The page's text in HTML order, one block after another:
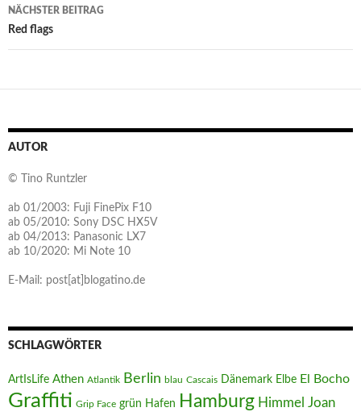
NÄCHSTER BEITRAG
Red flags
AUTOR
© Tino Runtzler
ab 01/2003: Fuji FinePix F10
ab 05/2010: Sony DSC HX5V
ab 04/2013: Panasonic LX7
ab 10/2020: Mi Note 10
E-Mail: post[at]blogatino.de
SCHLAGWÖRTER
ArtIsLife Athen Atlantik Berlin blau Cascais Dänemark Elbe El Bocho
Graffiti Grip Face grün Hafen Hamburg Himmel Joan